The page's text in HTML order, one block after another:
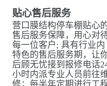
贴心售后服务
营口膜结构停车棚贴心
售后服务保障，用心对
每一位客户; 具有行业内
特色的售后服务期，让
后顾无忧接到报修电话
小时内派专业人员前往